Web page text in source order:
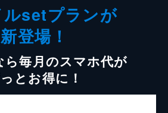
ルsetプランが
新登場！
ら毎月のスマホ代が
とお得に！